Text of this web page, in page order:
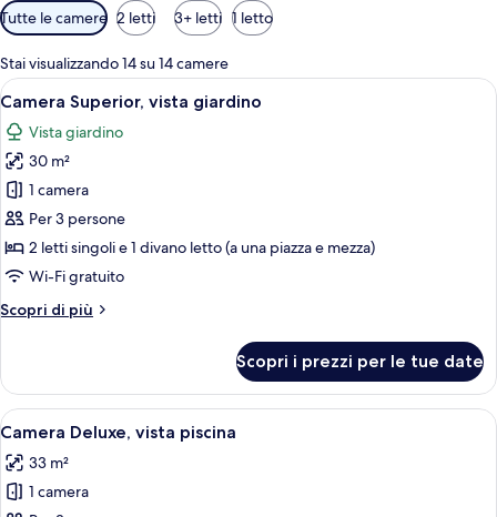
Filtri
disponibili
per
le
camere
Tutte le camere 2 letti 3+ letti 1 letto
Stai visualizzando 14 su 14 camere
Apri
tutte
le
foto
per
Camera
Superior,
vista
giardino
Una camera d'albergo con un letto
5
Camera Superior, vista giardino
Vista giardino
30 m²
1 camera
Per 3 persone
2 letti singoli e 1 divano letto (a una piazza e mezza)
Wi-Fi gratuito
Scopri di più
Altri
Superior,
vista
giardino
Scopri i prezzi per le tue date
Apri
tutte
le
foto
Un balcone con vista su una
10
Camera Deluxe, vista piscina
33 m²
1 camera